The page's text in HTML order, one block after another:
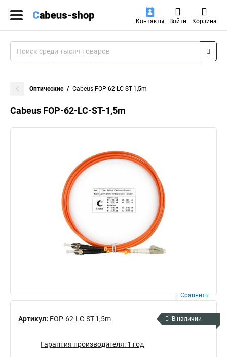
Контакты Войти Корзина
Оптические Cabeus FOP-62-LC-ST-1,5m
Cabeus FOP-62-LC-ST-1,5m
Артикул: FOP-62-LC-ST-1,5m
Сравнить
В наличии
Гарантия производителя: 1 год